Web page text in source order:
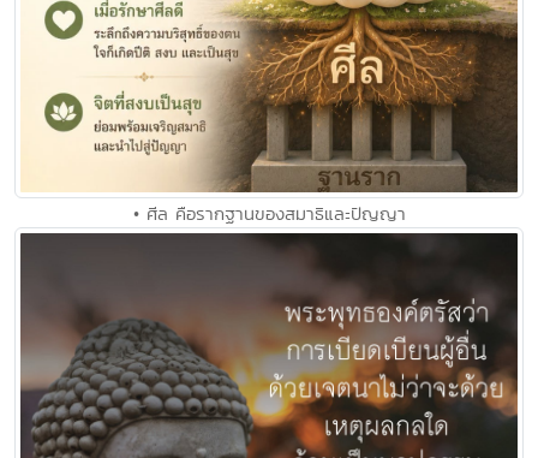
• ศีล คือรากฐานของสมาธิและปัญญา